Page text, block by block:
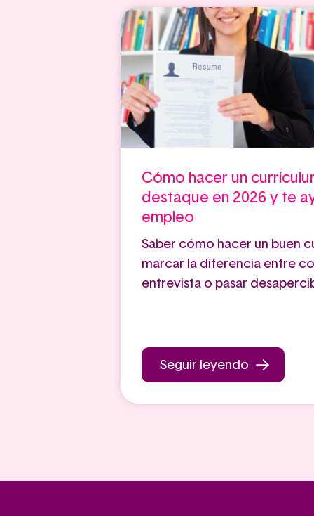
Cómo hacer un
destaque en 2026 y te
empleo
Saber cómo hacer un buen
marcar la diferencia entre
entrevista o pasar
Seguir leyendo